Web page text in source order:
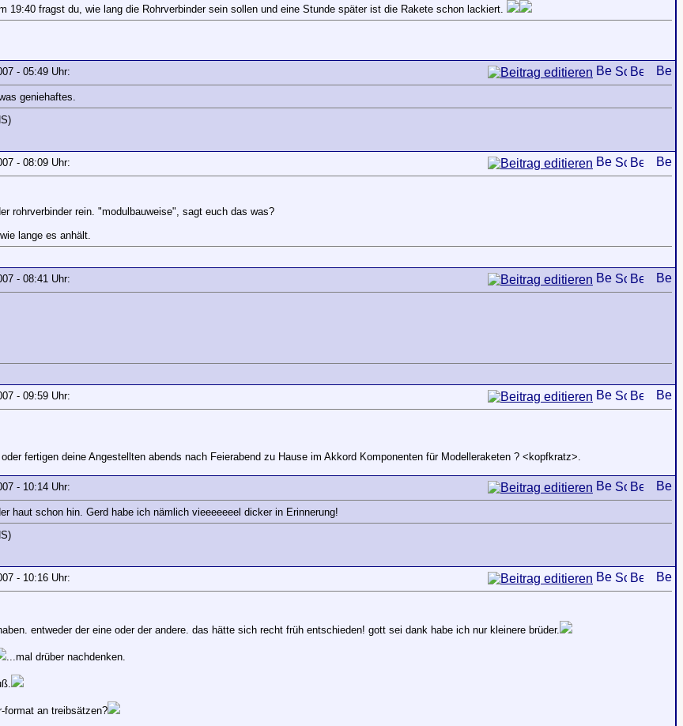
19:40 fragst du, wie lang die Rohrverbinder sein sollen und eine Stunde später ist die Rakete schon lackiert.
- 05:49 Uhr:
geniehaftes.
- 08:09 Uhr:
rohrverbinder rein. "modulbauweise", sagt euch das was?
lange es anhält.
- 08:41 Uhr:
- 09:59 Uhr:
fertigen deine Angestellten abends nach Feierabend zu Hause im Akkord Komponenten für Modelleraketen ? <kopfkratz>.
- 10:14 Uhr:
haut schon hin. Gerd habe ich nämlich vieeeeeeel dicker in Erinnerung!
- 10:16 Uhr:
entweder der eine oder der andere. das hätte sich recht früh entschieden! gott sei dank habe ich nur kleinere brüder.
...mal drüber nachdenken.
format an treibsätzen?